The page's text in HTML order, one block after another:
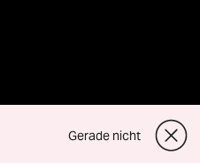
Gerade nicht